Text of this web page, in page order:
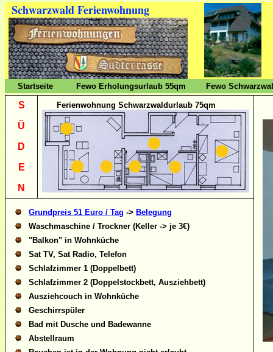
Schwarzwald Ferienwohnung
Startseite Fewo Erholungsurlaub 55qm Fewo
S
Ü
D
E
N
Ferienwohnung Schwarzwaldurlaub 75qm
Grundpreis 51 Euro / Tag -> Belegung
Waschmaschine / Trockner (Keller -> je 3€)
"Balkon" in Wohnküche
Sat TV, Sat Radio, Telefon
Schlafzimmer 1 (Doppelbett)
Schlafzimmer 2 (Doppelstockbett, Ausziehbett)
Ausziehcouch in Wohnküche
Geschirrspüler
Bad mit Dusche und Badewanne
Abstellraum